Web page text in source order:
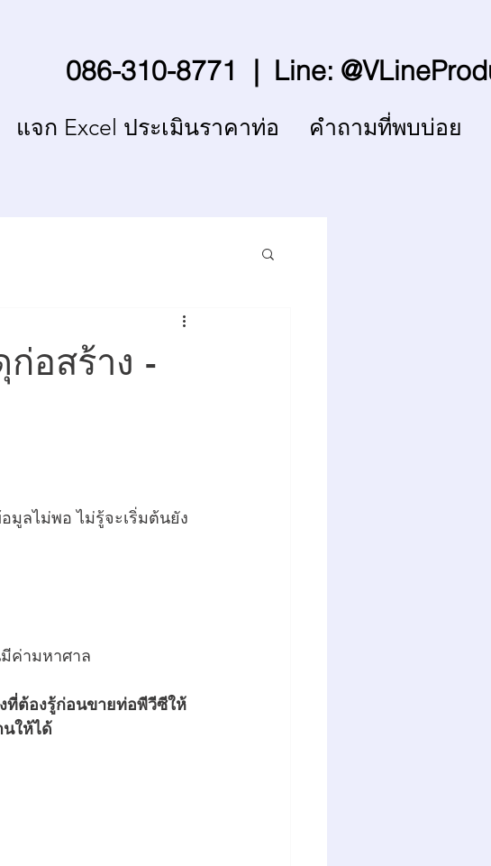
| Line:
086-310-8771
แจก Excel ประเมินราคาท่อ คำถามที่พบบ่อย
อสร้าง -
มูลไม่พอ ไม่รู้จะเริ่มต้นยัง
ค่ามหาศาล
ที่ต้องรู้ก่อนขายท่อพีวีซีให้
นให้ได้